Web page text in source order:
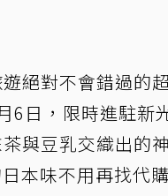
絕對不會錯過的
6日，限時進駐
與豆乳交織出的
本味不用再找代購